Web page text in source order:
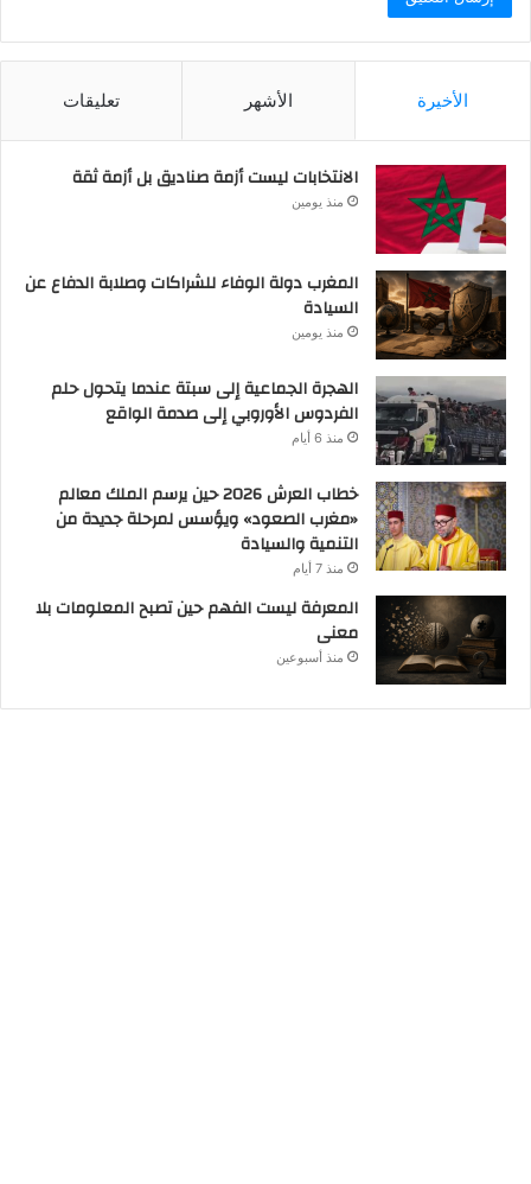
الأخيرة الأشهر تعليقات
الانتخابات ليست أزمة صناديق بل أزمة ثقة
منذ يومين
المغرب دولة الوفاء للشراكات وصلابة الدفاع عن
السيادة
منذ يومين
الهجرة الجماعية إلى سبتة عندما يتحول حلم
الفردوس الأوروبي إلى صدمة الواقع
منذ 6 أيام
خطاب العرش 2026 حين يرسم الملك معالم
«مغرب الصعود» ويؤسس لمرحلة جديدة من
التنمية والسيادة
منذ 7 أيام
المعرفة ليست الفهم حين تصبح المعلومات بلا
معنى
منذ أسبوعين